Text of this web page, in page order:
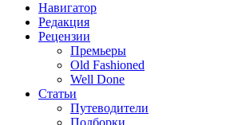
Навигатор
Редакция
Рецензии
Премьеры
Old Fashioned
Well Done
Статьи
Путеводители
Подборки